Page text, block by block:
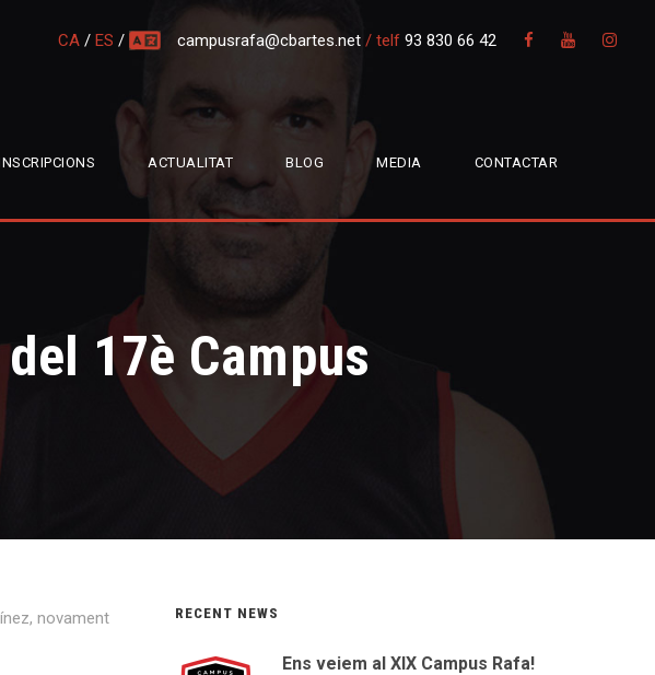
CA / ES / multi campusrafa@cbartes.net / telf 93 830 66 42
ACTUALITAT BLOG MEDIA CONTACTAR
17è Campus
novament
RECENT NEWS
Ens veiem al XIX Campus Rafa!